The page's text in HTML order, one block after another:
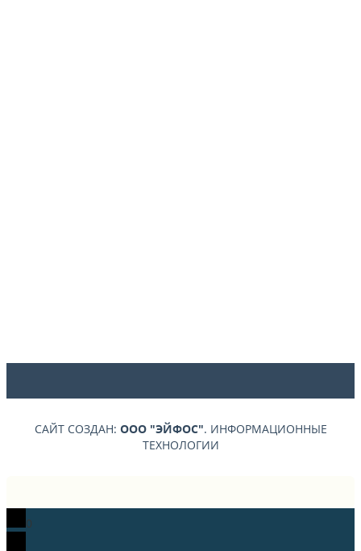
САЙТ СОЗДАН: ООО "ЭЙФОС". ИНФОРМАЦИОННЫЕ
ТЕХНОЛОГИИ
0